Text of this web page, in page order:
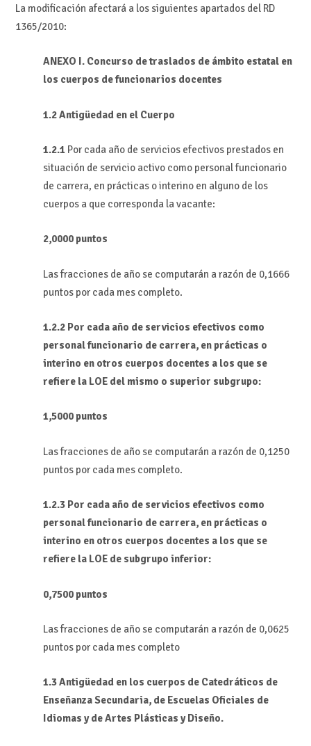
La modificación afectará a los siguientes apartados del RD
1365/2010:
ANEXO I. Concurso de traslados de ámbito estatal en
los cuerpos de funcionarios docentes
1.2 Antigüedad en el Cuerpo
1.2.1Por cada año de servicios efectivos prestados en
situación de servicio activo como personal funcionario
de carrera, en prácticas o interino en alguno de los
cuerpos a que corresponda la vacante:
2,0000 puntos
Las fracciones de año se computarán a razón de 0,1666
puntos por cada mes completo.
1.2.2 Por cada año de servicios efectivos como
personal funcionario de carrera, en prácticas o
interino en otros cuerpos docentes a los que se
refiere la LOE del mismo o superior subgrupo:
1,5000 puntos
Las fracciones de año se computarán a razón de 0,1250
puntos por cada mes completo.
1.2.3 Por cada año de servicios efectivos como
personal funcionario de carrera, en prácticas o
interino en otros cuerpos docentes a los que se
refiere la LOE de subgrupo inferior:
0,7500 puntos
Las fracciones de año se computarán a razón de 0,0625
puntos por cada mes completo
1.3Antigüedad en los cuerpos de Catedráticos de
Enseñanza Secundaria, de Escuelas Oficiales de
Idiomas y de Artes Plásticas y Diseño.